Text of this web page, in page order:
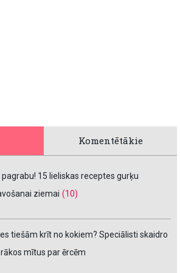
Komentētākie
pagrabu! 15 lieliskas receptes gurķu
ziemai (10)
tiešām krīt no kokiem? Speciālisti skaidro
mītus par ērcēm